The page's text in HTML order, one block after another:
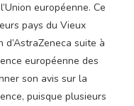
européenne. Ce
pays du Vieux
d’AstraZeneca suite à
européenne des
son avis sur la
puisque plusieurs